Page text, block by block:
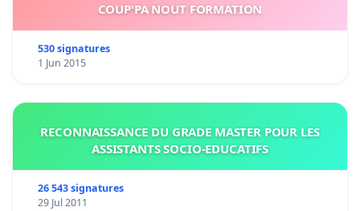
COUP'PA NOUT FORMATION
530 signatures
1 Jun 2015
RECONNAISSANCE DU GRADE MASTER POUR LES
ASSISTANTS SOCIO-EDUCATIFS
26 543 signatures
29 Jul 2011